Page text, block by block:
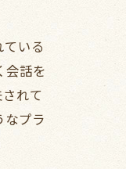
いる
会話を
れて
プラ